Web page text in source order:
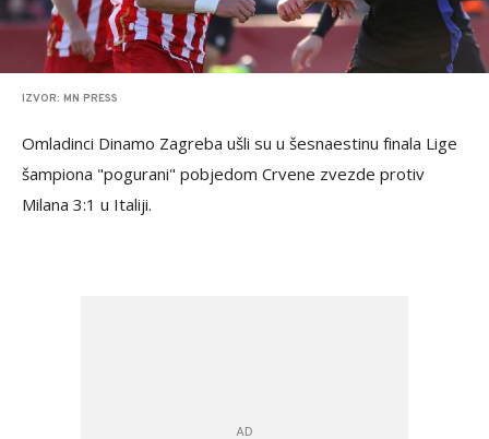
IZVOR: MN PRESS
Omladinci Dinamo Zagreba ušli su u šesnaestinu finala Lige
šampiona "pogurani" pobjedom Crvene zvezde protiv
Milana 3:1 u Italiji.